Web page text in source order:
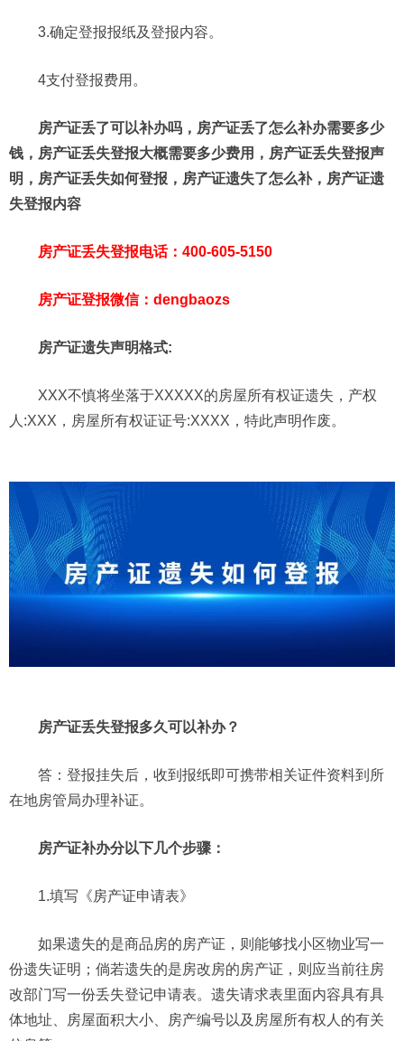
3.确定登报报纸及登报内容。
4支付登报费用。
房产证丢了可以补办吗，房产证丢了怎么补办需要多少
钱，房产证丢失登报大概需要多少费用，房产证丢失登报声
明，房产证丢失如何登报，房产证遗失了怎么补，房产证遗
失登报内容
房产证丢失登报电话：400-605-5150
房产证登报微信：dengbaozs
房产证遗失声明格式:
XXX不慎将坐落于XXXXX的房屋所有权证遗失，产权
人:XXX，房屋所有权证证号:XXXX，特此声明作废。
房产证丢失登报多久可以补办？
答：登报挂失后，收到报纸即可携带相关证件资料到所
在地房管局办理补证。
房产证补办分以下几个步骤：
1.填写《房产证申请表》
如果遗失的是商品房的房产证，则能够找小区物业写一
份遗失证明；倘若遗失的是房改房的房产证，则应当前往房
改部门写一份丢失登记申请表。遗失请求表里面内容具有具
体地址、房屋面积大小、房产编号以及房屋所有权人的有关